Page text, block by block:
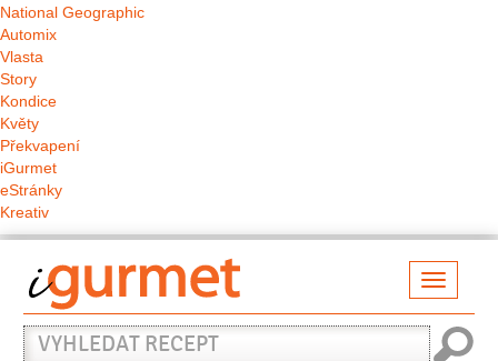
National Geographic
Automix
Vlasta
Story
Kondice
Květy
Překvapení
iGurmet
eStránky
Kreativ
Vyhledat
recept